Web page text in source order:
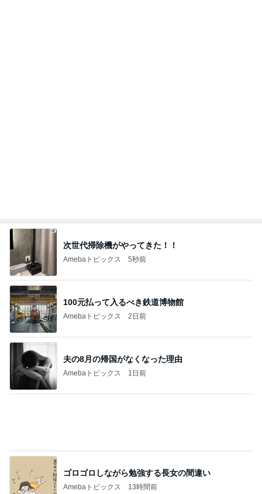
次世代掃除機がやってきた！！
Amebaトピックス 5秒前
100元払って入るべき鉄道博物館
Amebaトピックス 2日前
夫の8月の帰国がなくなった理由
Amebaトピックス 1日前
ゴロゴロしながら勉強する長女の間違い
Amebaトピックス 13時間前